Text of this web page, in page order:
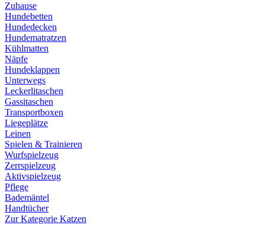
Zuhause
Hundebetten
Hundedecken
Hundematratzen
Kühlmatten
Näpfe
Hundeklappen
Unterwegs
Leckerlitaschen
Gassitaschen
Transportboxen
Liegeplätze
Leinen
Spielen & Trainieren
Wurfspielzeug
Zerrspielzeug
Aktivspielzeug
Pflege
Bademäntel
Handtücher
Zur Kategorie Katzen